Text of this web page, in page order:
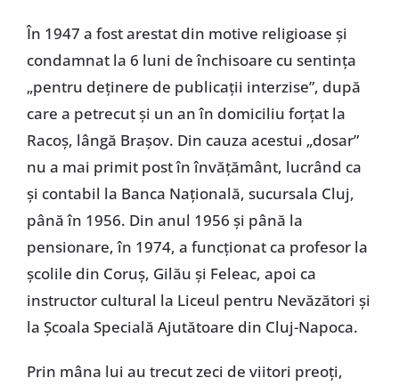
În 1947 a fost arestat din motive religioase şi
condamnat la 6 luni de închisoare cu sentinţa
„pentru deţinere de publicaţii interzise”, după
care a petrecut şi un an în domiciliu forţat la
Racoş, lângă Braşov. Din cauza acestui „dosar”
nu a mai primit post în învăţământ, lucrând ca
şi contabil la Banca Naţională, sucursala Cluj,
până în 1956. Din anul 1956 şi până la
pensionare, în 1974, a funcţionat ca profesor la
şcolile din Coruş, Gilău şi Feleac, apoi ca
instructor cultural la Liceul pentru Nevăzători şi
la Şcoala Specială Ajutătoare din Cluj-Napoca.
Prin mâna lui au trecut zeci de viitori preoţi,